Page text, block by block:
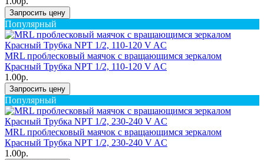
Запросить цену
Популярный
MRL проблесковый маячок с вращающимся зеркалом
Красный Трубка NPT 1/2, 110-120 V AC
1.00р.
Запросить цену
Популярный
MRL проблесковый маячок с вращающимся зеркалом
Красный Трубка NPT 1/2, 230-240 V AC
1.00р.